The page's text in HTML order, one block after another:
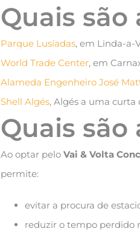
Quais são
Parque Lusíadas, em Linda-a-
World Trade Center, em
Alameda Engenheiro José
Shell Algés, Algés a uma
Quais são
Ao optar pelo Vai & Volta
permite:
evitar a procura de
reduzir o tempo perdido